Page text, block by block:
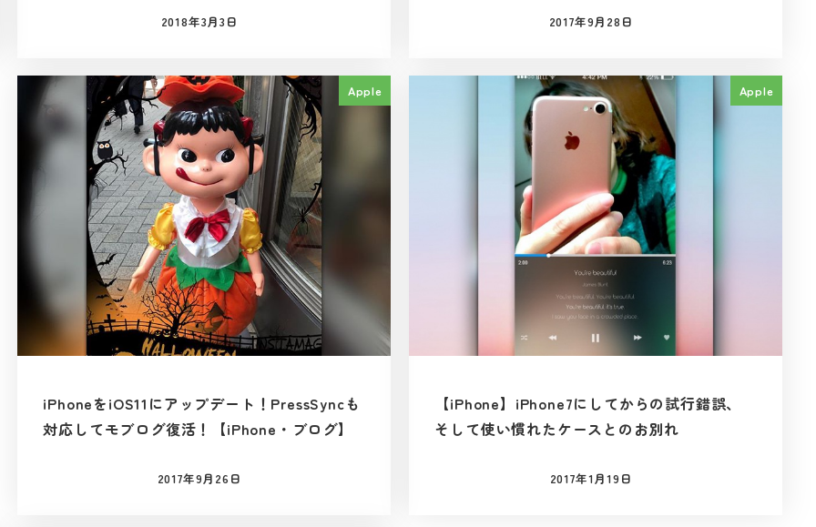
投稿日
2018年3月3日
投稿日
2017年9月28日
Apple
iPhoneをiOS11にアップデート！PressSyncも
対応してモブログ復活！【iPhone・ブログ】
投稿日
2017年9月26日
Apple
【iPhone】iPhone7にしてからの試行錯誤、
そして使い慣れたケースとのお別れ
投稿日
2017年1月19日